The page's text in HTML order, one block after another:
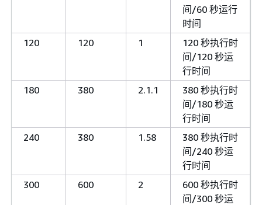
间/60 秒运行
时间
120
120 1
120 秒执行时
间/120 秒运
行时间
180
380 2.1.1
380 秒执行时
间/180 秒运
行时间
240
380 1.58
380 秒执行时
间/240 秒运
行时间
300
600 2
600 秒执行时
间/300 秒运